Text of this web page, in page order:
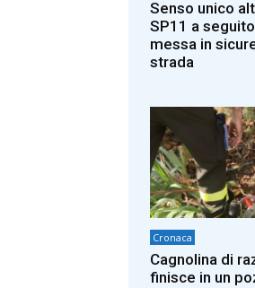
Senso unico
SP11 a
messa in
strada
Cronaca
Cagnolina di
finisce in un